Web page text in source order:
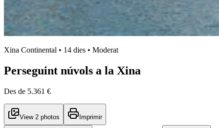
Xina Continental • 14 dies • Moderat
Perseguint núvols a la Xina
Des de 5.361 €
View 2 photos Imprimir